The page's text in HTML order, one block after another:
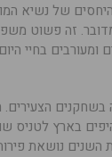
של נשיא
זה פשוט
ומעורבים בחיי
הצעירים.
בארץ לטניס
נושאת